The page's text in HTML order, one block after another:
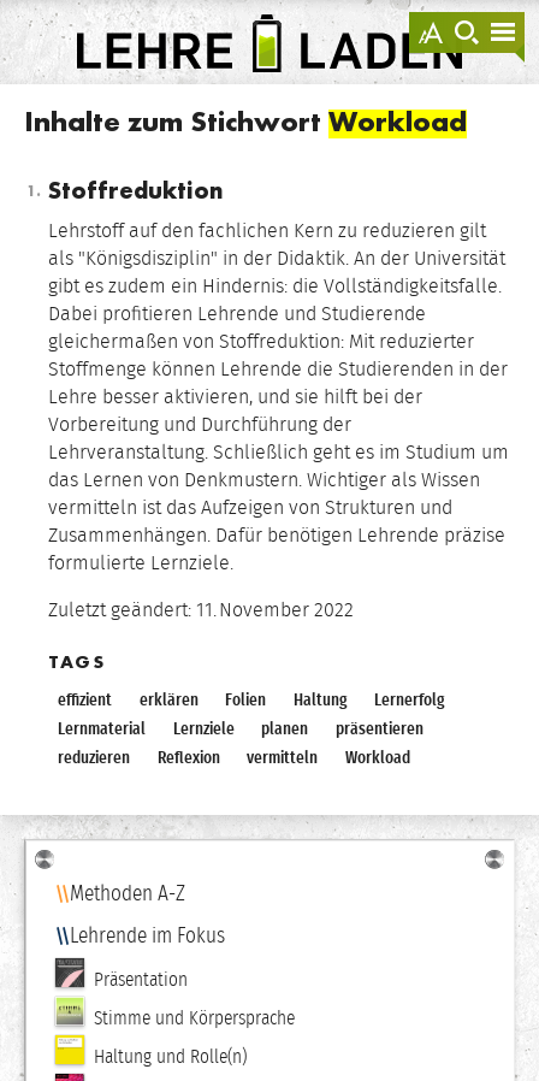
anzeigen
zur
Suche
LEHRE
LADEN
Inhalte zum Stichwort Workload
Stoffreduktion
Lehrstoff auf den fachlichen Kern zu reduzieren gilt
als "Königsdisziplin" in der Didaktik. An der Universität
gibt es zudem ein Hindernis: die Vollständigkeitsfalle.
Dabei profitieren Lehrende und Studierende
gleichermaßen von Stoffreduktion: Mit reduzierter
Stoffmenge können Lehrende die Studierenden in der
Lehre besser aktivieren, und sie hilft bei der
Vorbereitung und Durchführung der
Lehrveranstaltung. Schließlich geht es im Studium um
das Lernen von Denkmustern. Wichtiger als Wissen
vermitteln ist das Aufzeigen von Strukturen und
Zusammenhängen. Dafür benötigen Lehrende präzise
formulierte Lernziele.
Zuletzt geändert: 11.November 2022
TAGS
effizient erklären Folien Haltung
Lernerfolg
Lernmaterial
Lernziele planen
präsentieren
reduzieren
Reflexion vermitteln Workload
Navigation
Methoden A-Z
Lehrende im Fokus
Präsentation
Stimme und Körpersprache
Haltung und Rolle(n)